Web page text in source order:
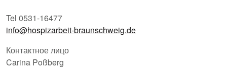
Tel 0531-16477
info@hospizarbeit-braunschweig.de
Контактное лицо
Carina Poßberg